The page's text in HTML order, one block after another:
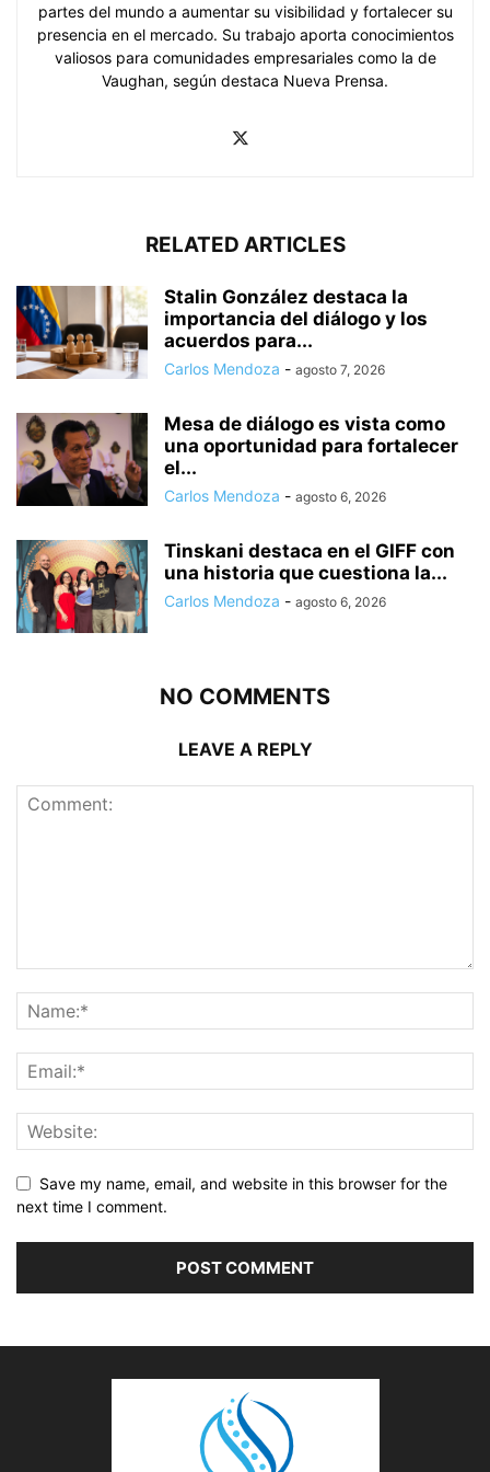
partes del mundo a aumentar su visibilidad y fortalecer su
presencia en el mercado. Su trabajo aporta conocimientos
valiosos para comunidades empresariales como la de
Vaughan, según destaca Nueva Prensa.
RELATED ARTICLES
Stalin González destaca la
importancia del diálogo y los
acuerdos para...
Carlos Mendoza - agosto 7, 2026
Mesa de diálogo es vista como
una oportunidad para fortalecer
el...
Carlos Mendoza - agosto 6, 2026
Tinskani destaca en el GIFF con
una historia que cuestiona la...
Carlos Mendoza - agosto 6, 2026
NO COMMENTS
LEAVE A REPLY
Save my name, email, and website in this browser for the
next time I comment.